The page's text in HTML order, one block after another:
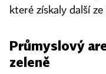
které získaly další
Průmyslový
zeleně